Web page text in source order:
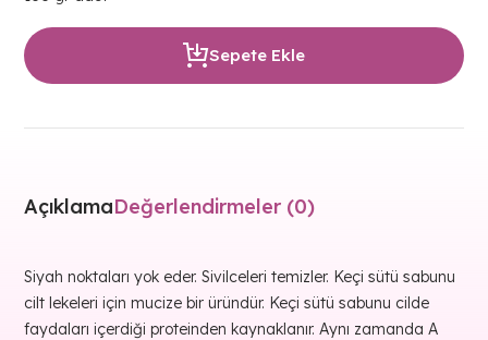
Sepete Ekle
AçıklamaDeğerlendirmeler (0)
Siyah noktaları yok eder. Sivilceleri temizler. Keçi sütü sabunu
cilt lekeleri için mucize bir üründür. Keçi sütü sabunu cilde
faydaları içerdiği proteinden kaynaklanır. Aynı zamanda A